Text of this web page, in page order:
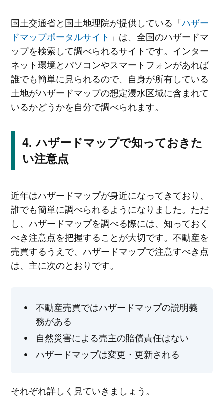
国土交通省と国土地理院が提供している「ハザー
ドマップポータルサイト 」は、全国のハザードマ
ップを検索して調べられるサイトです。インター
ネット環境とパソコンやスマートフォンがあれば
誰でも簡単に見られるので、自身が所有している
土地がハザードマップの想定浸水区域に含まれて
いるかどうかを自分で調べられます。
ハザードマップで知っておきた
い注意点
近年はハザードマップが身近になってきており、
誰でも簡単に調べられるようになりました。ただ
し、ハザードマップを調べる際には、知っておく
べき注意点を把握することが大切です。不動産を
売買するうえで、ハザードマップで注意すべき点
は、主に次のとおりです。
不動産売買ではハザードマップの説明義
務がある
自然災害による売主の賠償責任はない
ハザードマップは変更・更新される
それぞれ詳しく見ていきましょう。